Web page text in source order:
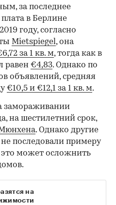
за последнее
в Берлине
году, согласно
Mietspiegel, она
за 1 кв. м, тогда как в
равен €4,83. Однако по
объявлений, средняя
€10,5 и €12,1 за 1 кв. м.
замораживании
на шестилетний срок,
. Однако другие
последовали примеру
это может осложнить
на